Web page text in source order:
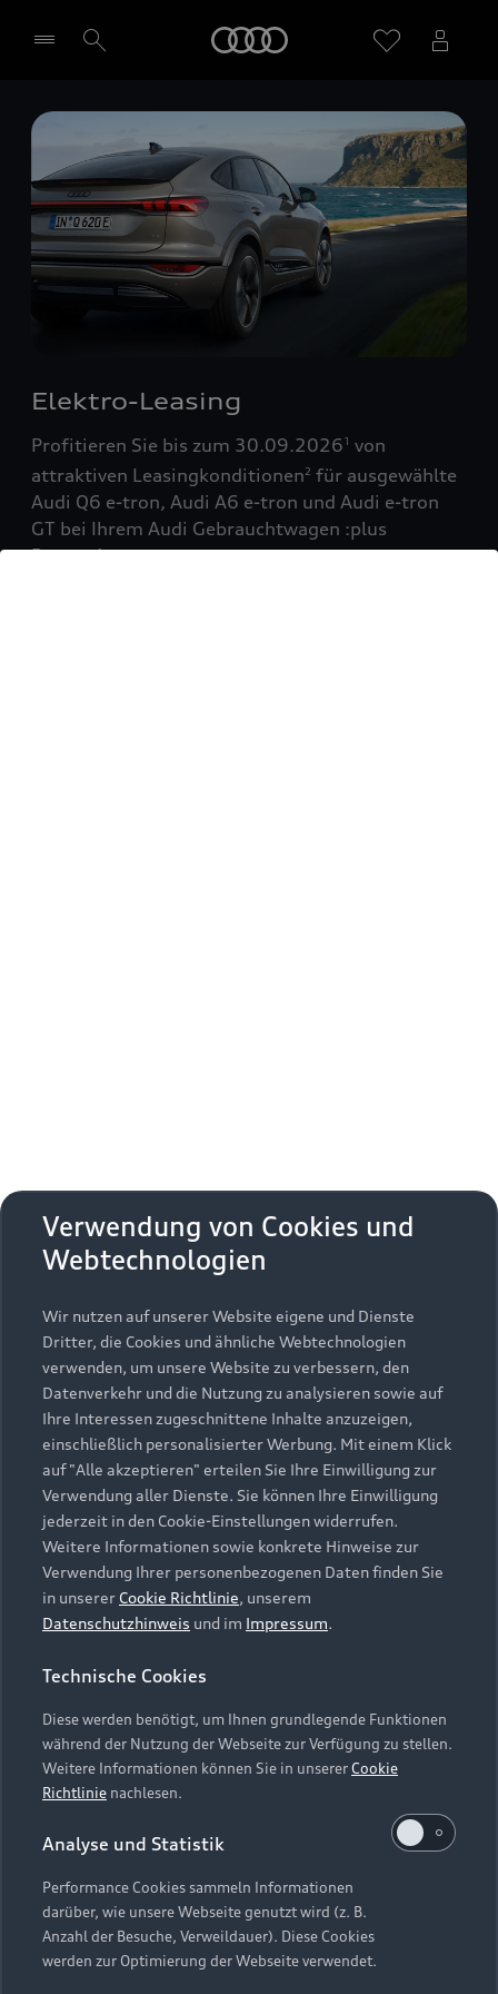
Verwendung von Cookies und
Webtechnologien
Wir nutzen auf unserer Website eigene und Dienste
Dritter, die Cookies und ähnliche Webtechnologien
verwenden, um unsere Website zu verbessern, den
Datenverkehr und die Nutzung zu analysieren sowie auf
Ihre Interessen zugeschnittene Inhalte anzuzeigen,
einschließlich personalisierter Werbung. Mit einem Klick
auf "Alle akzeptieren" erteilen Sie Ihre Einwilligung zur
Verwendung aller Dienste. Sie können Ihre Einwilligung
jederzeit in den Cookie-Einstellungen widerrufen.
Weitere Informationen sowie konkrete Hinweise zur
Verwendung Ihrer personenbezogenen Daten finden Sie
in unserer Cookie Richtlinie, unserem
Datenschutzhinweis und im Impressum.
Technische Cookies
Diese werden benötigt, um Ihnen grundlegende Funktionen
während der Nutzung der Webseite zur Verfügung zu stellen.
Weitere Informationen können Sie in unsererCookie
Richtlinie nachlesen.
Analyse und Statistik
Performance Cookies sammeln Informationen
darüber, wie unsere Webseite genutzt wird (z. B.
Anzahl der Besuche, Verweildauer). Diese Cookies
werden zur Optimierung der Webseite verwendet.
Händler wählen
Elektro-Leasing
Profitieren Sie bis zum 30.09.20261 von
attraktiven Leasingkonditionen2 für ausgewählte
Audi Q6 e-tron, Audi A6 e-tron und Audi e-tron
GT bei Ihrem Audi Gebrauchtwagen :plus
Partner!
Zurück nach oben
Modelle
Alle Modelle
Modelle vergleichen
Elektromodelle
Plug-in-Hybride
Kaufen & leasen
Neuwagensuche
Gebrauchtwagensuche
Gebrauchtwagen
Finanzierung
Aktionen & Angebote
Geschäftskunden
Service & Zubehör
Saisonale Angebote
Audi Services
Garantie
Audi digital services
myAudi
Support
Kundenservice
Händlersuche
Audi Code
Online-Terminvereinbarung
Servicekontakt
Vertrag widerrufen
Über Audi
Unternehmen
Karriere
Investor Relations
Presse & Media Center
Datenschutz
Audi erleben
Newsletter
Impressum Rechtliches
Hinweisgebersystem
Datenschutzinformation
Cookie-Einstellungen
Cookie-Richtlinie
Barrierefreiheit
Hinweis: Die aktuelle Darstellung und Anordnung der
Embleme am Fahrzeug bei allen Abbildungen auf dieser
Webseite kann abweichen.